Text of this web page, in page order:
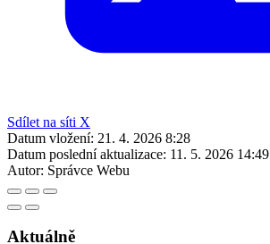
Sdílet na síti X
Datum vložení: 21. 4. 2026 8:28
Datum poslední aktualizace: 11. 5. 2026 14:49
Autor: Správce Webu
Aktuálně